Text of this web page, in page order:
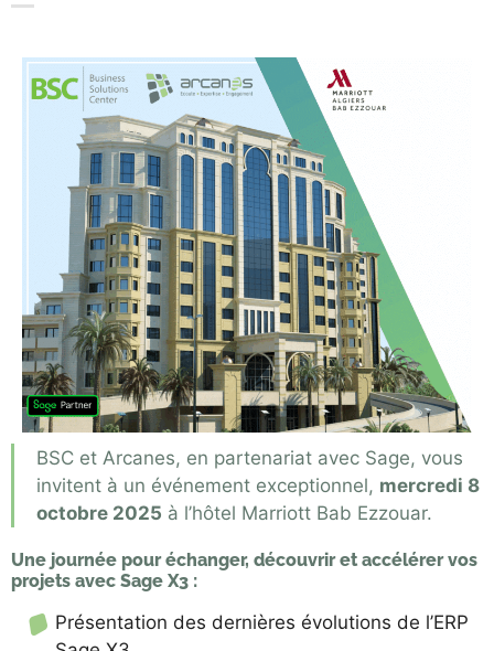
BSC et Arcanes, en partenariat avec Sage, vous
invitent à un événement exceptionnel, mercredi 8
octobre 2025 à l’hôtel Marriott Bab Ezzouar.
Une journée pour échanger, découvrir et accélérer vos
projets avec Sage X3 :
Présentation des dernières évolutions de l’ERP